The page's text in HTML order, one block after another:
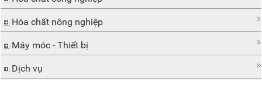
Hóa chất nông nghiệp
Máy móc - Thiết bị
Dịch vụ